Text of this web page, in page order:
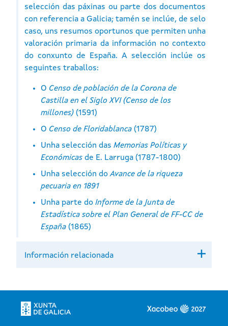
selección das páxinas ou parte dos documentos
con referencia a Galicia; tamén se inclúe, de selo
caso, uns resumos oportunos que permiten unha
valoración primaria da información no contexto
do conxunto de España. A selección inclúe os
seguintes traballos:
O Censo de población de la Corona de
Castilla en el Siglo XVI (Censo de los
millones) (1591)
O Censo de Floridablanca (1787)
Unha selección das Memorias Políticas y
Económicas de E. Larruga (1787-1800)
Unha selección doAvance de la riqueza
pecuaria en 1891
Unha parte do Informe de la Junta de
Estadística sobre el Plan General de FF-CC de
España (1865)
Información relacionada